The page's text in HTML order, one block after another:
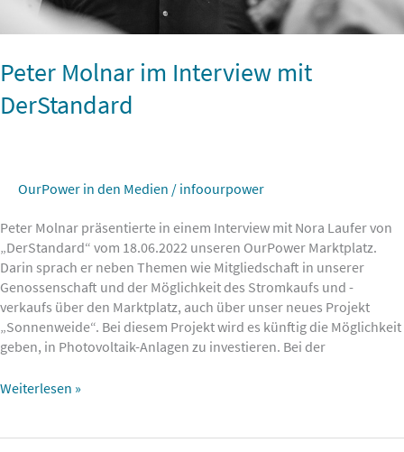
Peter Molnar im Interview mit
DerStandard
OurPower in den Medien / infoourpower
Peter Molnar präsentierte in einem Interview mit Nora Laufer von
„DerStandard“ vom 18.06.2022 unseren OurPower Marktplatz.
Darin sprach er neben Themen wie Mitgliedschaft in unserer
Genossenschaft und der Möglichkeit des Stromkaufs und -
verkaufs über den Marktplatz, auch über unser neues Projekt
„Sonnenweide“. Bei diesem Projekt wird es künftig die Möglichkeit
geben, in Photovoltaik-Anlagen zu investieren. Bei der
Weiterlesen »